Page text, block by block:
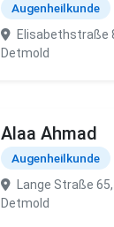
Augenheilkunde
Elisabethstraße
Detmold
Alaa Ahmad
Augenheilkunde
Lange Straße
Detmold